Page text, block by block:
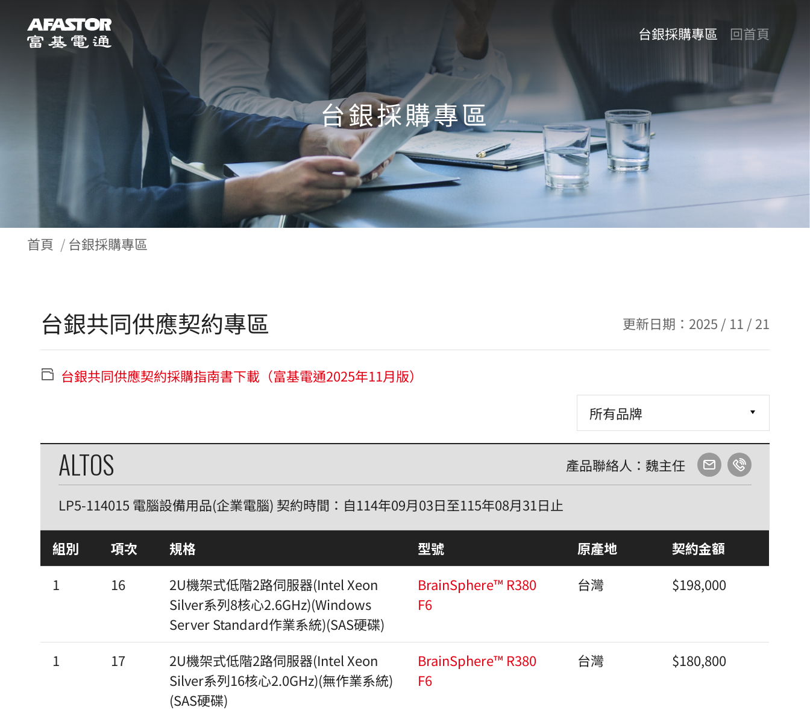
台銀採購專區 回首頁
台銀採購專區
首頁 台銀採購專區
台銀共同供應契約專區 更新日期：2025 / 11 / 21
台銀共同供應契約採購指南書下載（富基電通2025年11月版）
ALTOS 產品聯絡人：魏主任
LP5-114015 電腦設備用品(企業電腦) 契約時間：自114年09月03日至115年08月31日止
組別 項次 規格 型號 原產地
契約金額
1
16
2U機架式低階2路伺服器(Intel Xeon
Silver系列8核心2.6GHz)(Windows
Server Standard作業系統)(SAS硬碟)
BrainSphere™ R380
F6
台灣 $198,000
1 17
2U機架式低階2路伺服器(Intel Xeon
Silver系列16核心2.0GHz)(無作業系統)
(SAS硬碟)
BrainSphere™ R380
F6
台灣 $180,800